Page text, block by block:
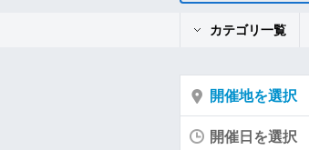
カテゴリ一覧
開催地を選択
開催日を選択